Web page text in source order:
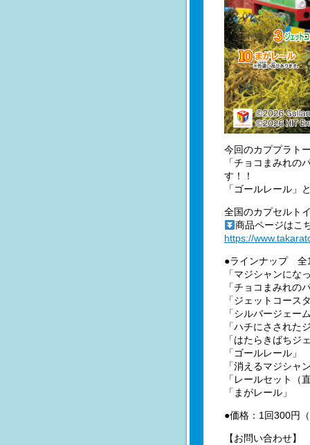
今回のカププラト
「チョコまみれの
す！！
「ゴールレール」
全国のカプセルト
商品ページはこ
https://
●ラインナップ 全
「マジシャンにな
「チョコまみれの
「ジェットコース
「シルバージェー
「ハチにさされた
「はたらきばちジ
「ゴールレール」
「消えるマジシャ
「レールセット（
「まがレール」
●価格：1回300円
【お問い合わせ】